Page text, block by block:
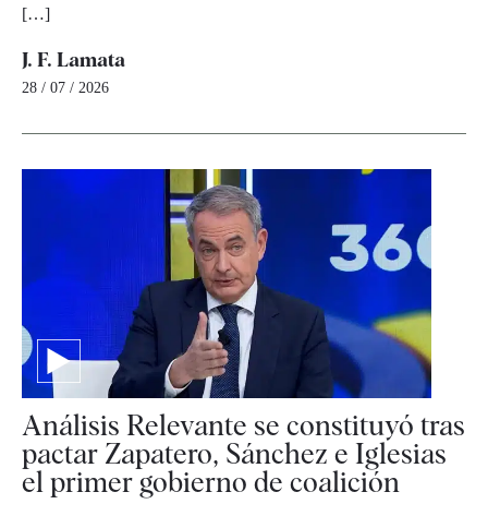
[…]
J. F. Lamata
28 / 07 / 2026
Análisis Relevante se constituyó tras
pactar Zapatero, Sánchez e Iglesias
el primer gobierno de coalición